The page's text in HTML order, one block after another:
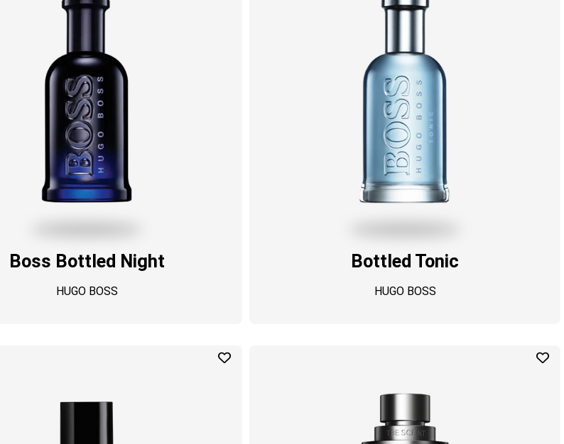
Boss Bottled Night
HUGO BOSS
Bottled Tonic
HUGO BOSS